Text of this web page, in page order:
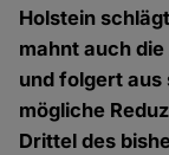
Holstein
mahnt auch
und folgert aus
mögliche
Drittel des